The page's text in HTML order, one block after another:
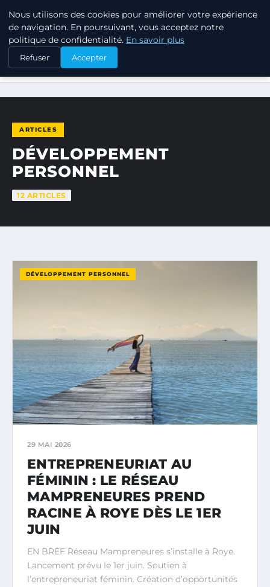
TUEZ-LES TOUS
ACCUEIL DÉVELOPPEMENT PERSONNEL
ARTICLES
DÉVELOPPEMENT
PERSONNEL
12 ARTICLES
DÉVELOPPEMENT PERSONNEL
29 MAI 2026
ENTREPRENEURIAT AU
FÉMININ : LE RÉSEAU
MAMPRENEURES PREND
RACINE À ROYE DÈS LE 1ER
JUIN
EN BREF Réseau Mampreneures s’installe à Roye.
Lancement prévu le 1er juin. Soutien à
l’entrepreneuriat féminin. Création d’opportunités
Nous utilisons des cookies pour améliorer votre expérience
de navigation. En poursuivant, vous acceptez notre
politique de confidentialité. En savoir plus
Refuser Accepter